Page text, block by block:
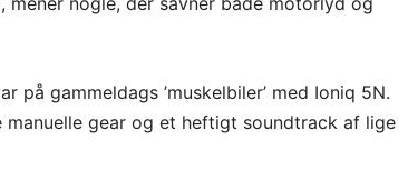
gammeldags ’muskelbiler’ med Ioniq 5N.
gear og et heftigt soundtrack af lige